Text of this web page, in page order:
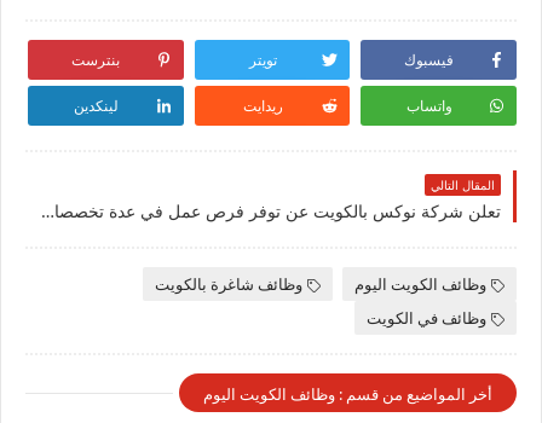
فيسبوك تويتر بنترست
واتساب ريدايت لينكدين
المقال التالي
تعلن شركة نوكس بالكويت عن توفر فرص عمل في عدة تخصصات لجميع الجنسيات
وظائف الكويت اليوم
وظائف شاغرة بالكويت
وظائف في الكويت
أخر المواضيع من قسم : وظائف الكويت اليوم